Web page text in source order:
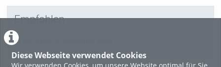
Diese Webseite verwendet Cookies
Wir verwenden Cookies, um unsere Website optimal für Sie
Empfohlen
Es gibt keine empfohlenen Blogs